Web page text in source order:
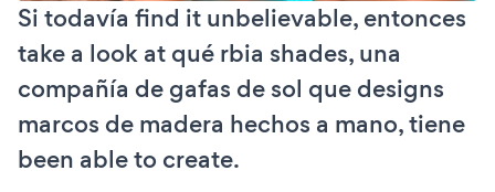
Si todavía find it unbelievable, entonces
take a look at qué rbia shades, una
compañía de gafas de sol que designs
marcos de madera hechos a mano, tiene
been able to create.